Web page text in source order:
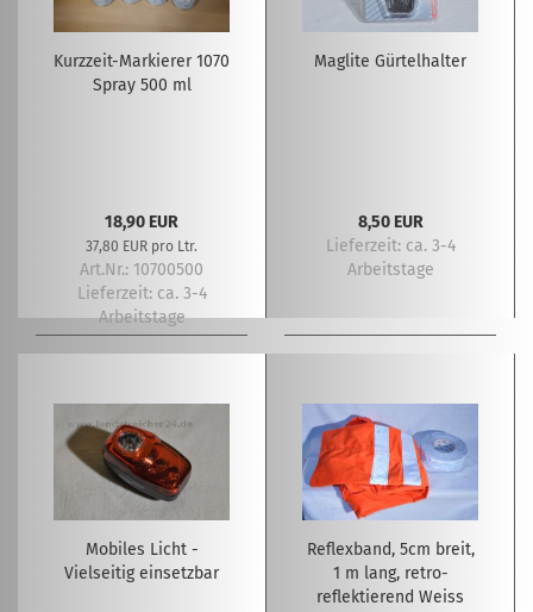
Kurzzeit-Markierer 1070
Spray 500 ml
18,90 EUR
37,80 EUR pro Ltr.
Art.Nr.: 10700500
Lieferzeit: ca. 3-4
Arbeitstage
Maglite Gürtelhalter
8,50 EUR
Lieferzeit: ca. 3-4
Arbeitstage
Mobiles Licht -
Vielseitig einsetzbar
Reflexband, 5cm breit,
1 m lang, retro-
reflektierend Weiss